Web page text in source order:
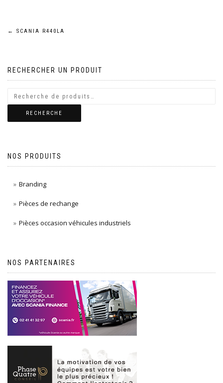
Navigation
l’article
← SCANIA R440LA
RECHERCHER UN PRODUIT
RECHERCHE
NOS PRODUITS
Branding
Pièces de rechange
Pièces occasion véhicules industriels
NOS PARTENAIRES